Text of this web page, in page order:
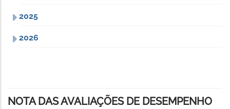
2025
2026
NOTA DAS AVALIAÇÕES DE DESEMPENHO